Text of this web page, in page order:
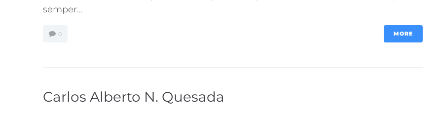
semper...
0 MORE
Carlos Alberto N. Quesada